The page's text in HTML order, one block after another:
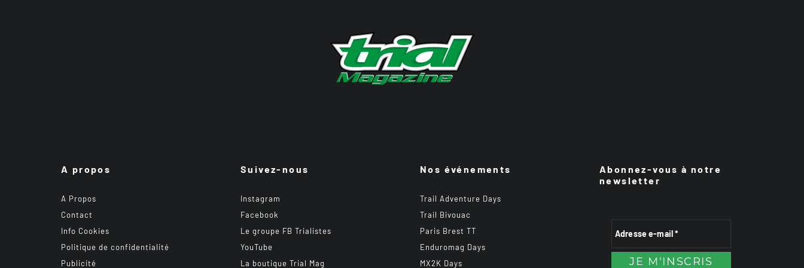
A propos
A Propos
Contact
Info Cookies
Politique de confidentialité
Publicité
Suivez-nous
Instagram
Facebook
Le groupe FB Trialistes
YouTube
La boutique Trial Mag
Nos événements
Trail Adventure Days
Trail Bivouac
Paris Brest TT
Enduromag Days
MX2K Days
Abonnez-vous à notre
newsletter